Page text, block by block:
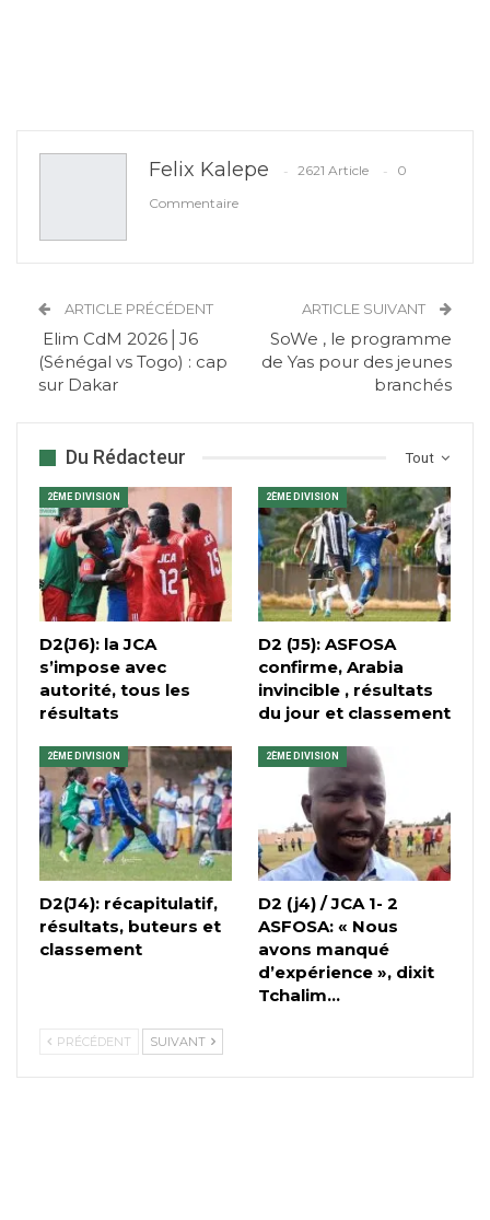
Felix Kalepe 2621 Article
0
Commentaire
ARTICLE PRÉCÉDENT
Elim CdM 2026│J6
(Sénégal vs Togo) : cap
sur Dakar
ARTICLE SUIVANT
SoWe , le programme
de Yas pour des jeunes
branchés
Tout
Du Rédacteur
2ÈME DIVISION
D2(J6): la JCA
s’impose avec
autorité, tous les
résultats
2ÈME DIVISION
D2 (J5): ASFOSA
confirme, Arabia
invincible , résultats
du jour et classement
2ÈME DIVISION
D2(J4): récapitulatif,
résultats, buteurs et
classement
2ÈME DIVISION
D2 (j4) / JCA 1- 2
ASFOSA: « Nous
avons manqué
d’expérience », dixit
Tchalim…
PRÉCÉDENT SUIVANT